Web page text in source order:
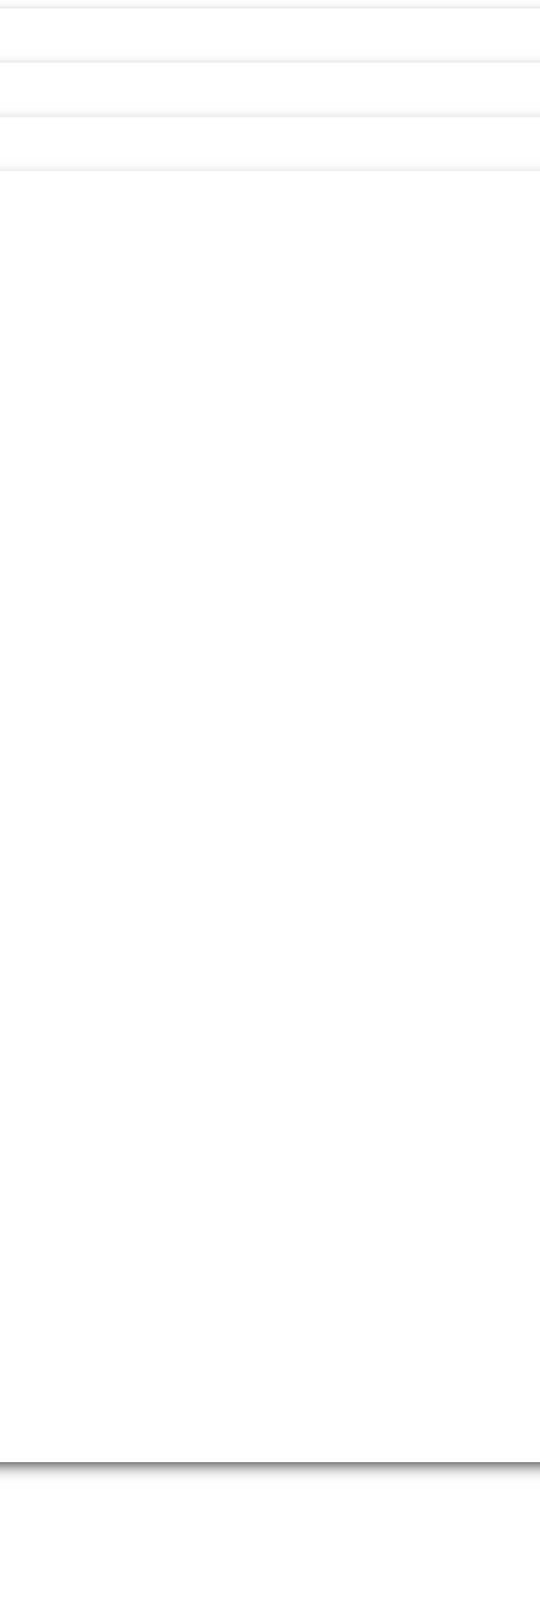
študijné programy na 3. stupni štúdia, ktorých
so značnými teoretickými vedomosťami. Ovládajú vedecké
posudzovať a riešiť zložité teoretické a praktické problémy na
spôsobom aplikovať nové poznatky v pedagogickej i širšej
koncepcií ekonomického rozvoja, riešiť náročné
časopisoch a vo vysokoškolských učebných textoch. Absolventi
vyžadujúcich hlbokú teoretickú orientáciu s praktickou
v medzinárodných organizáciách a inštitúciách, na vysokých
a výskumných problémov a tvorivo aplikujú teoretické
podnikania
komunikácii
sídlom v Košiciach